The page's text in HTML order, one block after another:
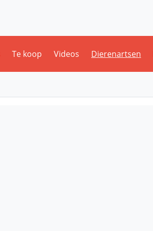
Te koop Videos Dierenartsen